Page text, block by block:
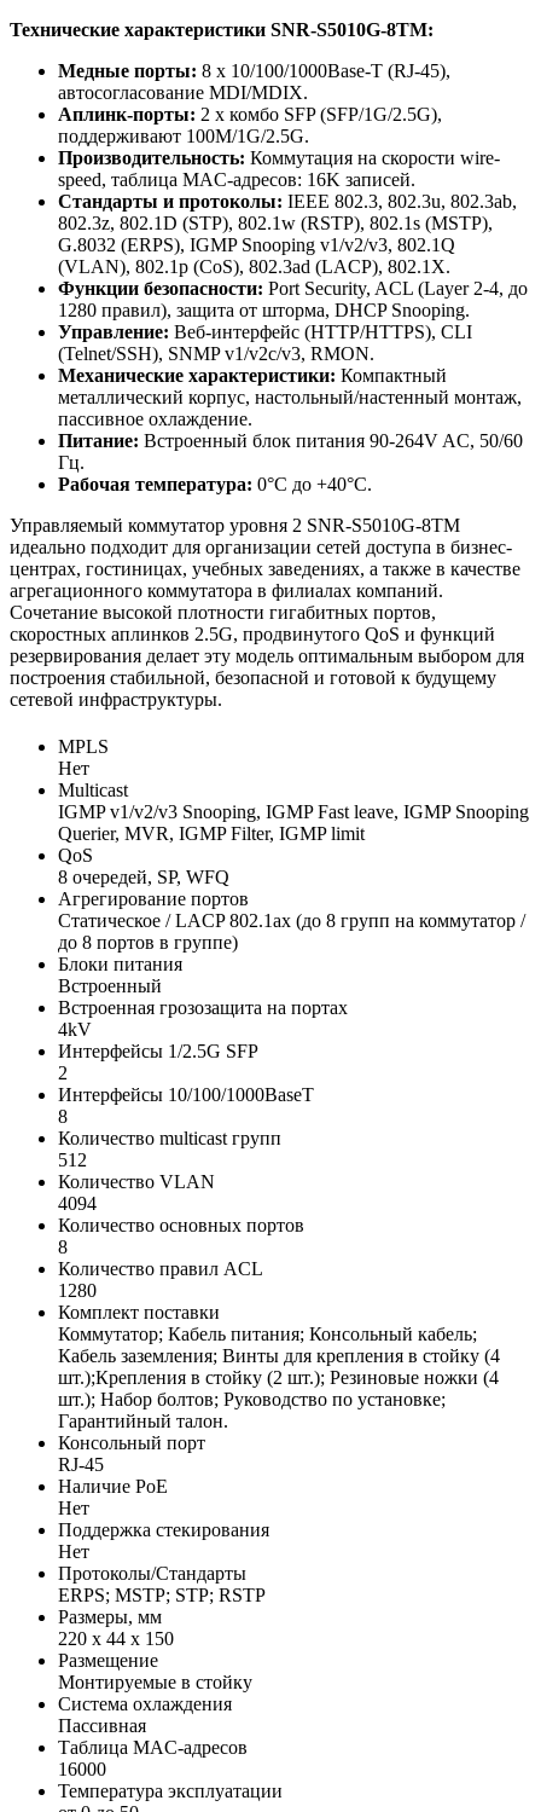
Технические характеристики SNR-S5010G-8TM:
Медные порты: 8 x 10/100/1000Base-T (RJ-45),
автосогласование MDI/MDIX.
Аплинк-порты: 2 x комбо SFP (SFP/1G/2.5G),
поддерживают 100M/1G/2.5G.
Производительность: Коммутация на скорости wire-
speed, таблица MAC-адресов: 16K записей.
Стандарты и протоколы: IEEE 802.3, 802.3u, 802.3ab,
802.3z, 802.1D (STP), 802.1w (RSTP), 802.1s (MSTP),
G.8032 (ERPS), IGMP Snooping v1/v2/v3, 802.1Q
(VLAN), 802.1p (CoS), 802.3ad (LACP), 802.1X.
Функции безопасности: Port Security, ACL (Layer 2-4, до
1280 правил), защита от шторма, DHCP Snooping.
Управление: Веб-интерфейс (HTTP/HTTPS), CLI
(Telnet/SSH), SNMP v1/v2c/v3, RMON.
Механические характеристики: Компактный
металлический корпус, настольный/настенный монтаж,
пассивное охлаждение.
Питание: Встроенный блок питания 90-264V AC, 50/60
Гц.
Рабочая температура: 0°C до +40°C.
Управляемый коммутатор уровня 2 SNR-S5010G-8TM
идеально подходит для организации сетей доступа в бизнес-
центрах, гостиницах, учебных заведениях, а также в качестве
агрегационного коммутатора в филиалах компаний.
Сочетание высокой плотности гигабитных портов,
скоростных аплинков 2.5G, продвинутого QoS и функций
резервирования делает эту модель оптимальным выбором для
построения стабильной, безопасной и готовой к будущему
сетевой инфраструктуры.
MPLS
Нет
Multicast
IGMP v1/v2/v3 Snooping, IGMP Fast leave, IGMP Snooping
Querier, MVR, IGMP Filter, IGMP limit
QoS
8 очередей, SP, WFQ
Агрегирование портов
Статическое / LACP 802.1ax (до 8 групп на коммутатор /
до 8 портов в группе)
Блоки питания
Встроенный
Встроенная грозозащита на портах
4kV
Интерфейсы 1/2.5G SFP
2
Интерфейсы 10/100/1000BaseT
8
Количество multicast групп
512
Количество VLAN
4094
Количество основных портов
8
Количество правил ACL
1280
Комплект поставки
Коммутатор; Кабель питания; Консольный кабель;
Кабель заземления; Винты для крепления в стойку (4
шт.);Крепления в стойку (2 шт.); Резиновые ножки (4
шт.); Набор болтов; Руководство по установке;
Гарантийный талон.
Консольный порт
RJ-45
Наличие PoE
Нет
Поддержка стекирования
Нет
Протоколы/Стандарты
ERPS; MSTP; STP; RSTP
Размеры, мм
220 x 44 x 150
Размещение
Монтируемые в стойку
Система охлаждения
Пассивная
Таблица MAC-адресов
16000
Температура эксплуатации